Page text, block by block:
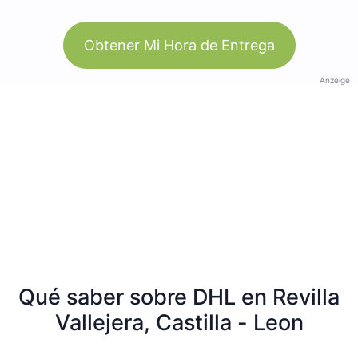
Obtener Mi Hora de Entrega
Anzeige
Qué saber sobre DHL en Revilla
Vallejera, Castilla - Leon